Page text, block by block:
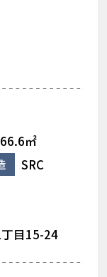
66.6㎡
SRC
目15-24